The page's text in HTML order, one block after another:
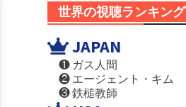
世界の視聴ランキング
JAPAN
❶ ガス人間
❷ エージェント・キム
❸ 鉄槌教師